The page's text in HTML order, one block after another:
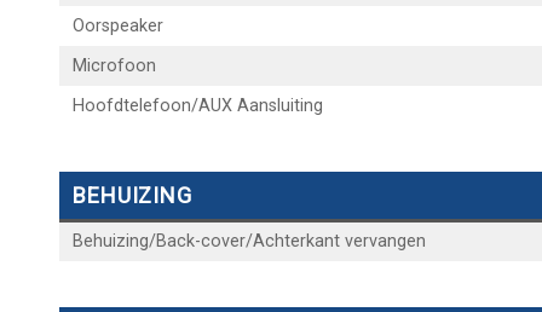
Oorspeaker
Microfoon
Hoofdtelefoon/AUX Aansluiting
BEHUIZING
Behuizing/Back-cover/Achterkant vervangen